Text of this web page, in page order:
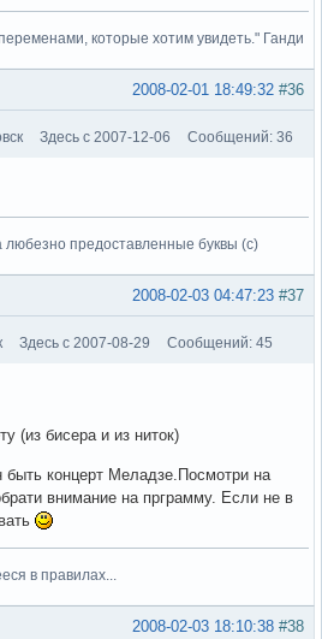
которые хотим увидеть." Ганди
#36
2008-02-01 18:49:32
Здесь с 2007-12-06 Сообщений: 36
любезно предоставленные буквы (с)
#37
2008-02-03 04:47:23
Здесь с 2007-08-29 Сообщений: 45
(из бисера и из ниток)
концерт Меладзе.Посмотри на
внимание на прграмму. Если не в
в правилах...
#38
2008-02-03 18:10:38